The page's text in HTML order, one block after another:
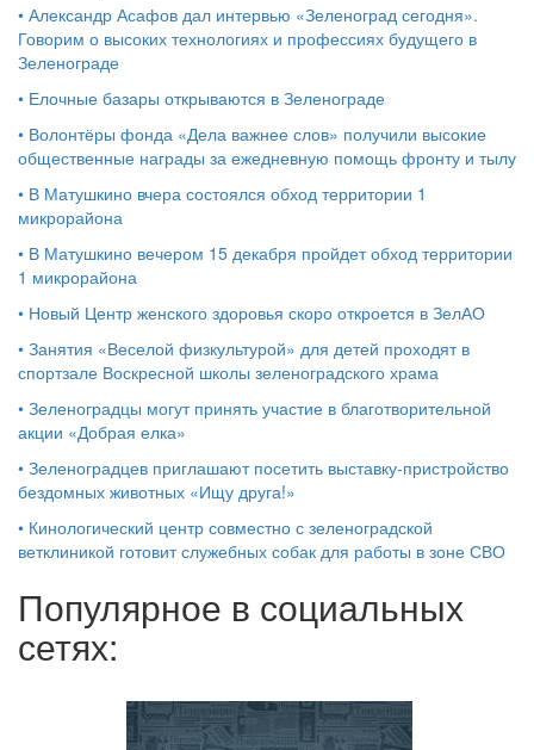
• Александр Асафов дал интервью «Зеленоград сегодня».
Говорим о высоких технологиях и профессиях будущего в
Зеленограде
• Елочные базары открываются в Зеленограде
• Волонтёры фонда «Дела важнее слов» получили высокие
общественные награды за ежедневную помощь фронту и тылу
• В Матушкино вчера состоялся обход территории 1
микрорайона
• В Матушкино вечером 15 декабря пройдет обход территории
1 микрорайона
• Новый Центр женского здоровья скоро откроется в ЗелАО
• Занятия «Веселой физкультурой» для детей проходят в
спортзале Воскресной школы зеленоградского храма
• Зеленоградцы могут принять участие в благотворительной
акции «Добрая елка»
• Зеленоградцев приглашают посетить выставку-пристройство
бездомных животных «Ищу друга!»
• Кинологический центр совместно с зеленоградской
ветклиникой готовит служебных собак для работы в зоне СВО
Популярное в социальных
сетях: